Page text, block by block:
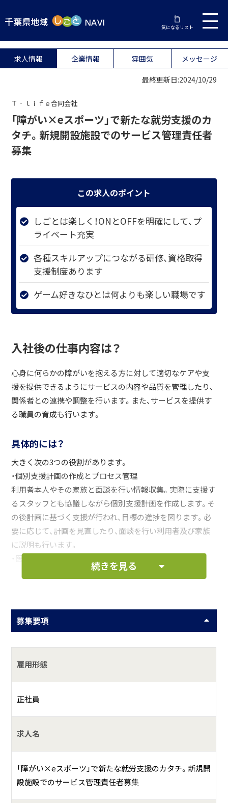
気になるリスト
求人情報 企業情報 雰囲気 メッセージ
最終更新日:2024/10/29
Ｔ‐ｌｉｆｅ合同会社
「障がい×eスポーツ」で新たな就労支援のカ
タチ。新規開設施設でのサービス管理責任者
募集
この求人のポイント
しごとは楽しく！ONとOFFを明確にして、プ
ライベート充実
各種スキルアップにつながる研修、資格取得
支援制度あります
ゲーム好きなひとは何よりも楽しい職場です
入社後の仕事内容は？
心身に何らかの障がいを抱える方に対して適切なケアや支
援を提供できるようにサービスの内容や品質を管理したり、
関係者との連携や調整を行います。また、サービスを提供す
る職員の育成も行います。
具体的には？
大きく次の3つの役割があります。
・個別支援計画の作成とプロセス管理
利用者本人やその家族と面談を行い情報収集。実際に支援す
るスタッフとも協議しながら個別支援計画を作成します。そ
の後計画に基づく支援が行われ、目標の進捗を図ります。必
要に応じて、計画を見直したり、面談を行い利用者及び家族
に説明も行います。
・医療機関や行政などとの連携
利用者にとって、どの機関と連携するのが最良なのかを検討
サービスの質を高めるために実際にスタッフが支援を行う
向上のための勉強会企画、外部研修参加など様々な取り組み
を行います。
利用者さんの支援状況のモニタリング・管理
医療機関や行政など関係機関との連携・調整
続きを見る
募集要項
雇用形態
正社員
求人名
「障がい×eスポーツ」で新たな就労支援のカタチ。新規開
設施設でのサービス管理責任者募集